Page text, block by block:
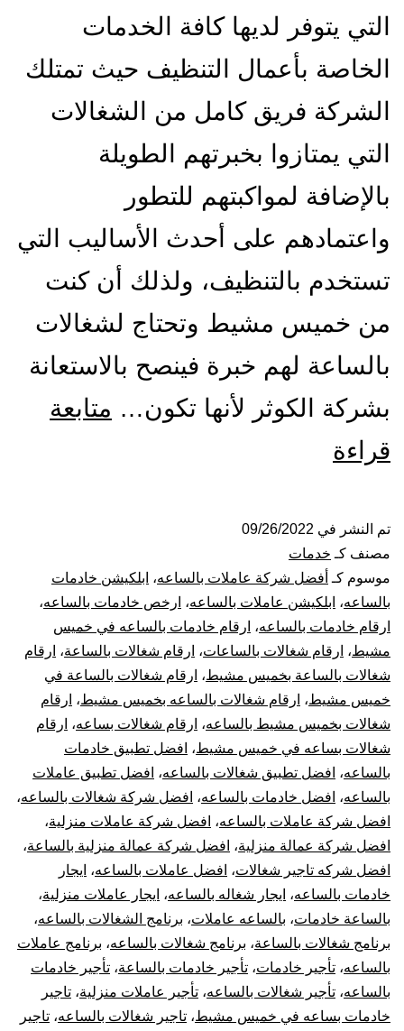
التي يتوفر لديها كافة الخدمات
الخاصة بأعمال التنظيف حيث تمتلك
الشركة فريق كامل من الشغالات
التي يمتازوا بخبرتهم الطويلة
بالإضافة لمواكبتهم للتطور
واعتمادهم على أحدث الأساليب التي
تستخدم بالتنظيف، ولذلك أن كنت
من خميس مشيط وتحتاج لشغالات
بالساعة لهم خبرة فينصح بالاستعانة
بشركة الكوثر لأنها تكون… متابعة
قراءة
بالساعة
بخميس
مشيط
تم النشر في 09/26/2022
مصنف كـ خدمات
موسوم كـ أفضل شركة عاملات بالساعه، ابلكيشن خادمات
بالساعه، ابلكيشن عاملات بالساعه، ارخص خادمات بالساعه،
ارقام خادمات بالساعه، ارقام خادمات بالساعه في خميس
مشيط، ارقام شغالات بالساعات، ارقام شغالات بالساعة، ارقام
شغالات بالساعة بخميس مشيط، ارقام شغالات بالساعة في
خميس مشيط، ارقام شغالات بالساعه بخميس مشيط، ارقام
شغالات بخميس مشيط بالساعه، ارقام شغالات بساعه، ارقام
شغالات بساعه في خميس مشيط، افضل تطبيق خادمات
بالساعه، افضل تطبيق شغالات بالساعه، افضل تطبيق عاملات
بالساعه، افضل خادمات بالساعه، افضل شركة شغالات بالساعه،
افضل شركة عاملات بالساعه، افضل شركة عاملات منزلية،
افضل شركة عمالة منزلية، افضل شركة عمالة منزلية بالساعة،
افضل شركه تاجير شغالات، افضل عاملات بالساعه، ايجار
خادمات بالساعه، ايجار شغاله بالساعه، ايجار عاملات منزلية،
بالساعة خادمات، بالساعه عاملات، برنامج الشغالات بالساعه،
برنامج شغالات بالساعة، برنامج شغالات بالساعه، برنامج عاملات
بالساعه، تأجير خادمات، تأجير خادمات بالساعة، تأجير خادمات
بالساعه، تأجير شغالات بالساعه، تأجير عاملات منزلية، تاجير
خادمات بساعه في خميس مشيط، تاجير شغالات بالساعه، تاجير